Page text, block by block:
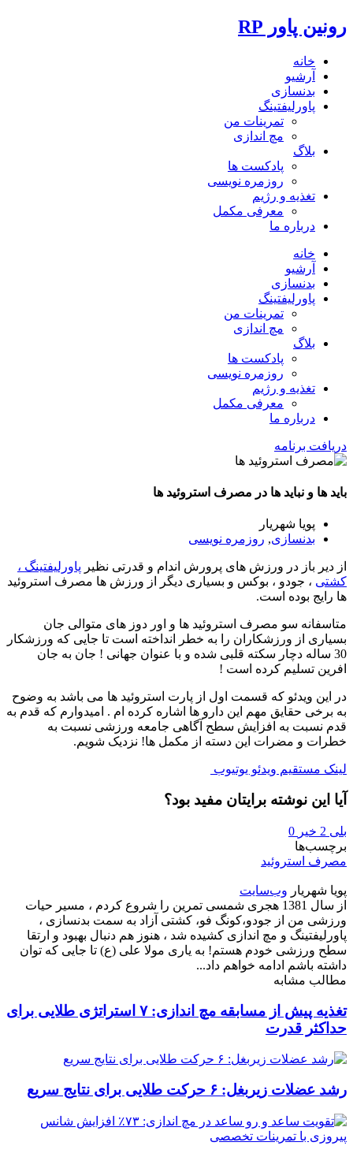
رونین پاور RP
خانه
آرشیو
بدنسازی
پاورلیفتینگ
تمرینات من
مچ اندازی
بلاگ
پادکست ها
روزمره نویسی
تغذیه و رژیم
معرفی مکمل
درباره ما
خانه
آرشیو
بدنسازی
پاورلیفتینگ
تمرینات من
مچ اندازی
بلاگ
پادکست ها
روزمره نویسی
تغذیه و رژیم
معرفی مکمل
درباره ما
دریافت برنامه
باید ها و نباید ها در مصرف استروئید ها
پویا شهریار
بدنسازی, روزمره نویسی
از دیر باز در ورزش های پرورش اندام و قدرتی نظیر پاورلیفتینگ ،
کشتی ، جودو ، بوکس و بسیاری دیگر از ورزش ها مصرف استروئید
ها رایج بوده است.
متاسفانه سو مصرف استروئید ها و اور دوز های متوالی جان
بسیاری از ورزشکاران را به خطر انداخته است تا جایی که ورزشکار
30 ساله دچار سکته قلبی شده و با عنوان جهانی ! جان به جان
افرین تسلیم کرده است !
در این ویدئو که قسمت اول از پارت استروئید ها می باشد به وضوح
به برخی حقایق مهم این دارو ها اشاره کرده ام . امیدوارم که قدم به
قدم نسبت به افزایش سطح آگاهی جامعه ورزشی نسبت به
خطرات و مضرات این دسته از مکمل ها! نزدیک شویم.
لینک مستقیم ویدئو یوتیوب
آیا این نوشته برایتان مفید بود؟
بلی 2 خیر 0
برچسب‌ها
مصرف استروئید
پویا شهریار وب‌سایت
از سال 1381 هجری شمسی تمرین را شروع کردم ، مسیر حیات
ورزشی من از جودو،کونگ فو، کشتی آزاد به سمت بدنسازی ،
پاورلیفتینگ و مچ اندازی کشیده شد ، هنوز هم دنبال بهبود و ارتقا
سطح ورزشی خودم هستم! به یاری مولا علی (ع) تا جایی که توان
داشته باشم ادامه خواهم داد...
مطالب مشابه
تغذیه پیش از مسابقه مچ اندازی: ۷ استراتژی طلایی برای
حداکثر قدرت
رشد عضلات زیربغل: ۶ حرکت طلایی برای نتایج سریع